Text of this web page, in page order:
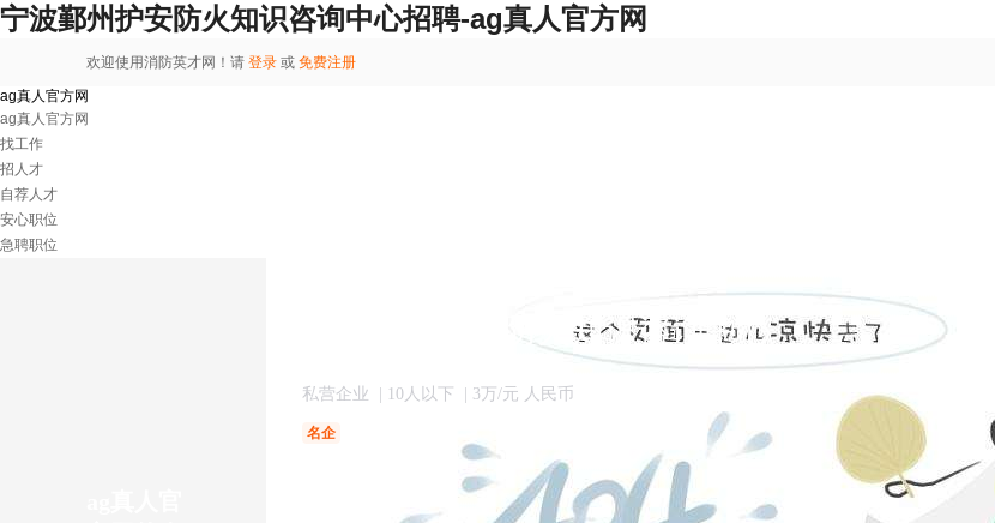
宁波鄞州护安防火知识咨询中心招聘-ag真人官方网
欢迎使用消防英才网！请 登录 或 免费注册
ag真人官方网
ag真人官方网
找工作
招人才
自荐人才
安心职位
急聘职位
宁波鄞州护安防火知识咨询中心
私营企业 | 10人以下 | 3万/元 人民币
名企